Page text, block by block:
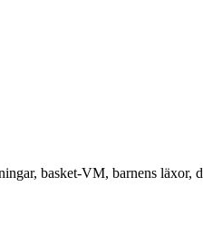
basket-VM, barnens läxor,